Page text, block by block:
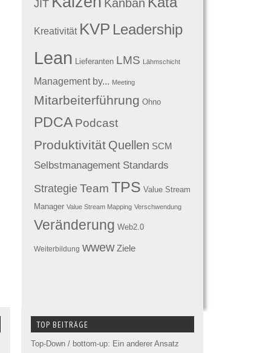
JIT Kanban
Kreativität KVP Leadership
Lean Lieferanten LMS Lähmschicht
Management by... Meeting
Mitarbeiterführung Ohno
PDCA Podcast
Produktivität Quellen SCM
Selbstmanagement Standards
Strategie Team TPS Value Stream
Manager Value Stream Mapping Verschwendung
Veränderung Web2.0
Weiterbildung wwew Ziele
TOP BEITRÄGE
Top-Down / bottom-up: Ein anderer Ansatz